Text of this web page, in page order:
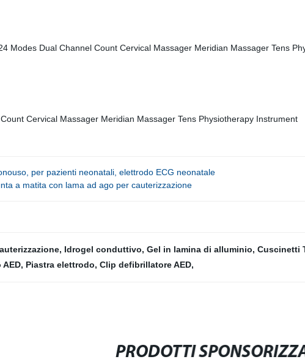
per pazienti neonatali, elettrodo ECG neonatale
a matita con lama ad ago per cauterizzazione
, Idrogel conduttivo, Gel in lamina di alluminio, Cuscinetti
, Piastra elettrodo, Clip defibrillatore AED,
PRODOTTI